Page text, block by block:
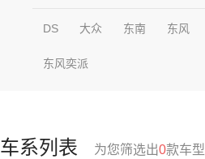
DS 大众 东南 东风
东风奕派
车系列表 为您筛选出0款车型